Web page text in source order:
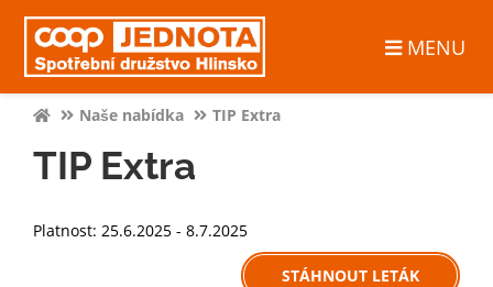
MENU
Naše nabídka TIP Extra
TIP Extra
Platnost: 25.6.2025 - 8.7.2025
STÁHNOUT LETÁK